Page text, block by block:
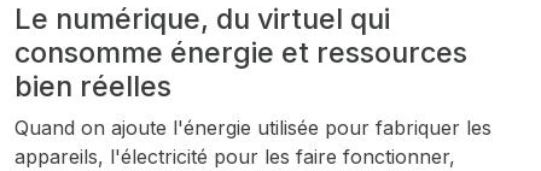
Le numérique, du virtuel qui
consomme énergie et ressources
bien réelles
Quand on ajoute l'énergie utilisée pour fabriquer les
appareils, l'électricité pour les faire fonctionner,